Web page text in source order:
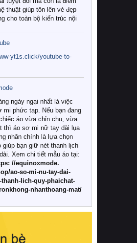
thuật giúp tôn lên vẻ đẹp
cho toàn bộ kiến trúc nội
giữa thị trường đa dạng
thương hiệu và mẫu mã
làm thế nào để chọn
bộ chăn ga gối đệm cao
sự chất lượng, phù hợp với
nhu cầu sử dụng của gia
cùng chúng tôi đi tìm lời
tiết qua bài viết dưới đây.
các gia đình hiện đại lại ưa
ga gối đệm cao cấp?
các dòng sản phẩm thông
bộ chăn ga gối đệm
qua quy trình sản xuất
từ khâu chọn lọc nguyên
đến công nghệ dệt
đại không chứa hóa chất
sẽ cảm nhận rõ rệt sự khác
xác của phần đệm nâng đỡ
yt1s.click/youtube-to-
ngày ngại nhất là việc
mi phức tạp. Nếu bạn đang
áo vừa chỉn chu, vừa
thì áo sơ mi nữ tay dài lụa
nhăn chính là lựa chọn
giúp bạn giữ nét thanh lịch
Xem chi tiết mẫu áo tại:
//equinoxmode.
ao-so-mi-nu-tay-dai-
lich-quy-phaichat-
nhanthoang-mat/